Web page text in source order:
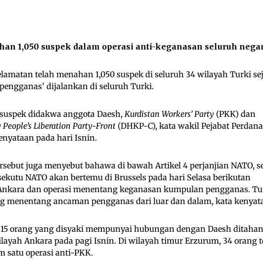
1,050 suspek dalam operasi anti-keganasan seluruh
telah menahan 1,050 suspek di seluruh 34 wilayah Turki
dijalankan di seluruh Turki.
didakwa anggota Daesh, Kurdistan Workers’ Party (PKK) dan
Liberation Party-Front (DHKP-C), kata wakil Pejabat
pada hari Isnin.
juga menyebut bahawa di bawah Artikel 4 perjanjian NATO,
NATO akan bertemu di Brussels pada hari Selasa berikutan
dan operasi menentang keganasan kumpulan pengganas.
menentang ancaman pengganas dari luar dan dalam, kata
orang yang disyaki mempunyai hubungan dengan Daesh
Ankara pada pagi Isnin. Di wilayah timur Erzurum, 34 orang
satu operasi anti-PKK.